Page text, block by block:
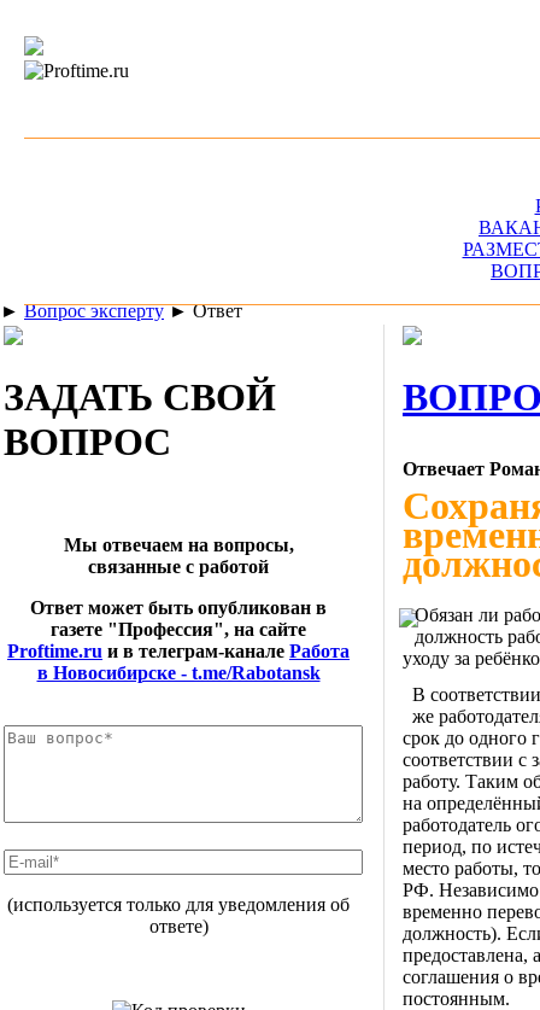
► Вопрос эксперту►Ответ
ЗАДАТЬ СВОЙ
ВОПРОС
Мы отвечаем на вопросы,
связанные с работой
Ответ может быть опубликован в
газете "Профессия", на сайте
Proftime.ru и в телеграм-канале Работа
в Новосибирске - t.me/Rabotansk
(используется только для уведомления об
ответе)
Отвечает
Обязан ли
должность
уходу за
В
же
срок до одного
соответствии с
работу. Таким
на
работодатель
период, по
место работы,
РФ. Независимо
временно
должность).
предоставлена,
соглашения о
постоянным.